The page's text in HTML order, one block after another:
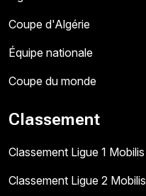
Coupe d'Algérie
Équipe nationale
Coupe du monde
Classement
Classement Ligue 1 Mobilis
Classement Ligue 2 Mobilis